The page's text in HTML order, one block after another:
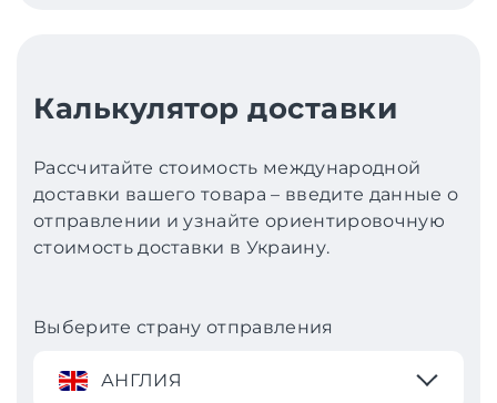
Калькулятор доставки
Рассчитайте стоимость международной
доставки вашего товара – введите данные о
отправлении и узнайте ориентировочную
стоимость доставки в Украину.
Выберите страну отправления
АНГЛИЯ